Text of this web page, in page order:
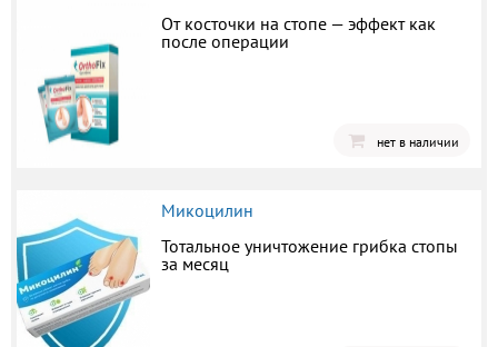
От косточки на стопе — эффект как
после операции
нет в наличии
Микоцилин
Тотальное уничтожение грибка стопы
за месяц